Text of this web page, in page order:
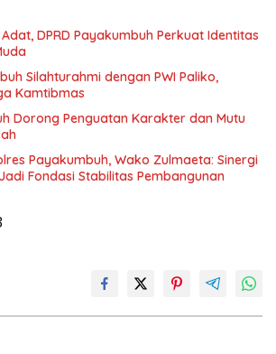
DPRD Payakumbuh Perkuat Identitas
Silahturahmi dengan PWI Paliko,
Kamtibmas
Dorong Penguatan Karakter dan Mutu
Payakumbuh, Wako Zulmaeta: Sinergi
Fondasi Stabilitas Pembangunan